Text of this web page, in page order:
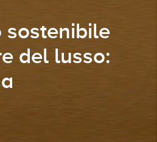
sostenibile
del lusso: